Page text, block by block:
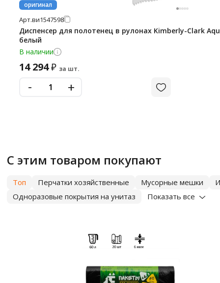
оригинал
Арт.ви1547598
Диспенсер для полотенец в рулонах Kimberly-Clark
белый
В наличии
14 294₽ за шт.
- +
С этим товаром покупают
Топ Перчатки хозяйственные Мусорные мешки
Одноразовые покрытия на унитаз
Показать все